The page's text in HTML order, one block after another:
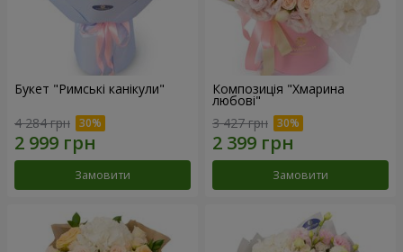
Букет "Римські канікули"
4 284 грн
Замовити
Композиція "Хмарина
любові"
3 427 грн
Замовити